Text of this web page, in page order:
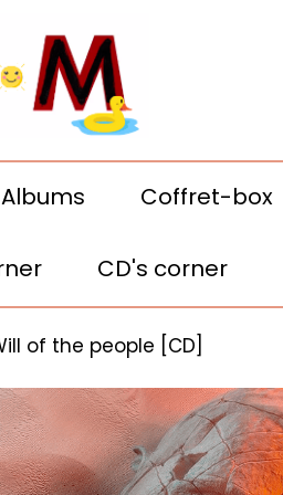
Albums Coffret-box
CD's corner
of the people [CD]